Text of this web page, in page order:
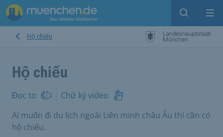
Open
Hộ chiếu
Hộ chiếu
Đọc to
Chữ ký video
Ai muốn đi du lịch ngoài Liên minh châu Âu thì cần có
hộ chiếu.